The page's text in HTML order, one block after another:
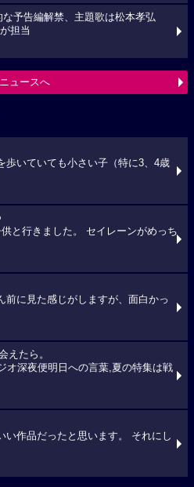
な予告編解禁、主題歌は松本孝弘
担当
ュースへ
歩いていても小さい子（特に3、4歳
と行きました。 セイレーンがめっち
前に見た感じがしますが、面白かっ
えたら。
オ深夜便明日への言葉,夏の特集は戦
い作品だったと思います。 それにし